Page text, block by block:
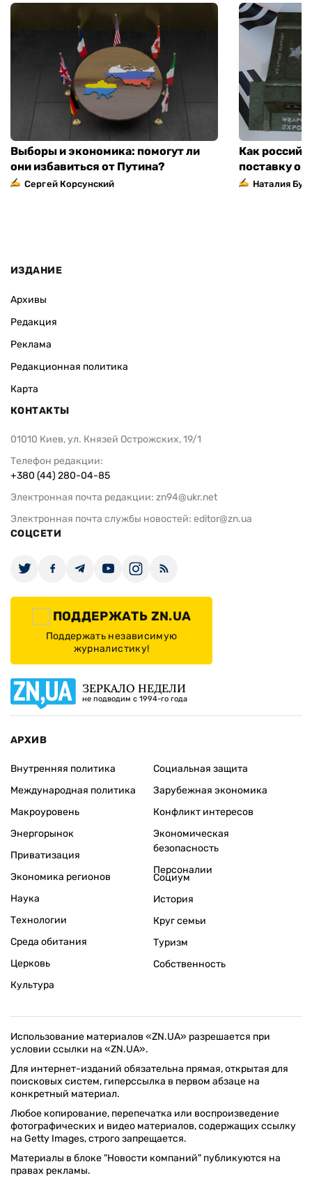
Выборы и экономика: помогут ли
они избавиться от Путина?
Сергей Корсунский
Как
поставку
Наталия
ИЗДАНИЕ
Архивы
Редакция
Реклама
Редакционная политика
Карта
КОНТАКТЫ
01010 Киев, ул. Князей Острожских, 19/1
Телефон редакции:
+380 (44) 280-04-85
Электронная почта редакции: zn94@ukr.net
Электронная почта службы новостей: editor@zn.ua
СОЦСЕТИ
ПОДДЕРЖАТЬ ZN.UA
Поддержать независимую
журналистику!
ЗЕРКАЛО НЕДЕЛИ
не подводим с 1994-го года
АРХИВ
Внутренняя политика
Международная политика
Макроуровень
Энергорынок
Приватизация
Экономика регионов
Социальная защита
Зарубежная экономика
Конфликт интересов
Экономическая
безопасность
Персоналии
Наука
Технологии
Среда обитания
Церковь
Культура
Социум
История
Круг семьи
Туризм
Собственность
Использование материалов «ZN.UA» разрешается при
условии ссылки на «ZN.UA».
Для интернет-изданий обязательна прямая, открытая для
поисковых систем, гиперссылка в первом абзаце на
конкретный материал.
Любое копирование, перепечатка или воспроизведение
фотографических и видео материалов, содержащих ссылку
на Getty Images, строго запрещается.
Материалы в блоке "Новости компаний" публикуются на
правах рекламы.